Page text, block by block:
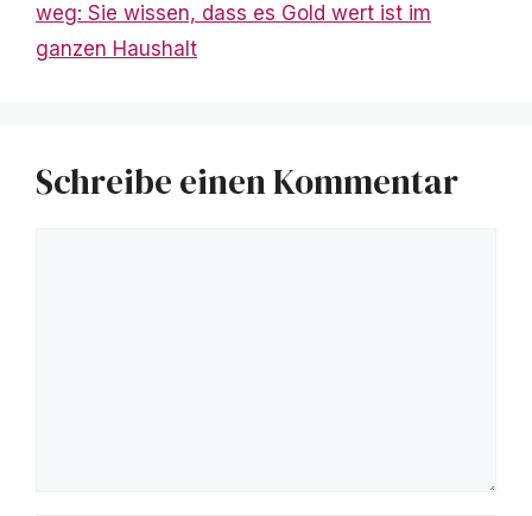
weg: Sie wissen, dass es Gold wert ist im
ganzen Haushalt
Schreibe einen Kommentar